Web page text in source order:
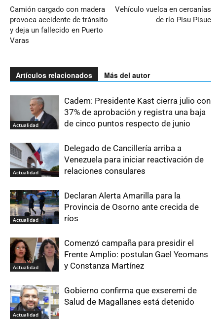
Camión cargado con madera
provoca accidente de tránsito
y deja un fallecido en Puerto
Varas
Vehículo vuelca en cercanías
de río Pisu Pisue
Artículos relacionados Más del autor
Actualidad
Cadem: Presidente Kast cierra julio con
37% de aprobación y registra una baja
de cinco puntos respecto de junio
Actualidad
Delegado de Cancillería arriba a
Venezuela para iniciar reactivación de
relaciones consulares
Actualidad
Declaran Alerta Amarilla para la
Provincia de Osorno ante crecida de
ríos
Actualidad
Comenzó campaña para presidir el
Frente Amplio: postulan Gael Yeomans
y Constanza Martínez
Actualidad
Gobierno confirma que exseremi de
Salud de Magallanes está detenido